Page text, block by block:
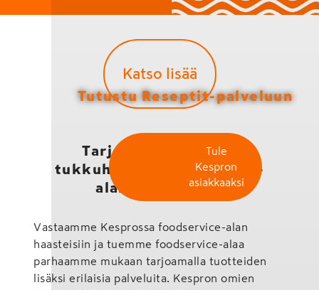
Tutustu Reseptit-palveluun
Tule
Kespron
asiakkaaksi
Katso lisää
Tarjoamme palvelut
tukkuhintaan foodservice-
alalle Kesprosta
Vastaamme Kesprossa foodservice-alan
haasteisiin ja tuemme foodservice-alaa
parhaamme mukaan tarjoamalla tuotteiden
lisäksi erilaisia palveluita. Kespron omien